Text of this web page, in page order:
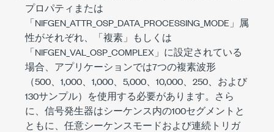
プロパティまたは
「NIFGEN_ATTR_OSP_DATA_PROCESSING_MODE 」属
性がそれぞれ、「複素」もしくは
「NIFGEN_VAL_OSP_COMPLEX 」に設定されている
場合、アプリケーションでは7つの複素波形
（500、1,000、1,000、5,000、10,000、250、および
130サンプル）を使用する必要があります。さら
に、信号発生器はシーケンス内の100セグメントと
ともに、任意シーケンスモードおよび連続トリガ